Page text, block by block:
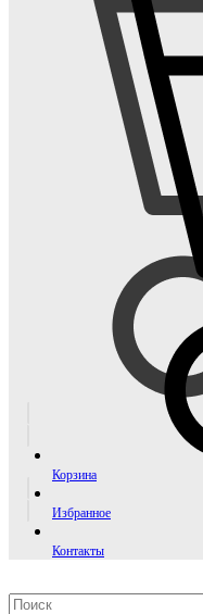
Корзина
Избранное
Контакты